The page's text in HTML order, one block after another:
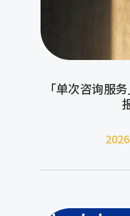
「单次咨询服